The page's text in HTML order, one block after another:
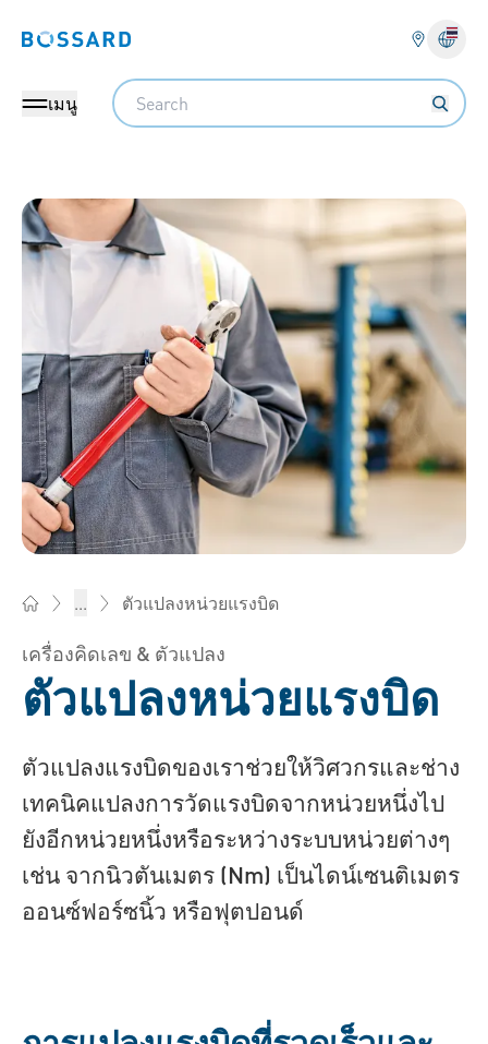
Bossard homepage
เมนู
Search
... ตัวแปลงหน่วยแรงบิด
เครื่องคิดเลข & ตัวแปลง
ตัวแปลงหน่วยแรงบิด
ตัวแปลงแรงบิดของเราช่วยให้วิศวกรและช่าง
เทคนิคแปลงการวัดแรงบิดจากหน่วยหนึ่งไป
ยังอีกหน่วยหนึ่งหรือระหว่างระบบหน่วยต่างๆ
เช่น จากนิวตันเมตร (Nm) เป็นไดน์เซนติเมตร
ออนซ์ฟอร์ซนิ้ว หรือฟุตปอนด์